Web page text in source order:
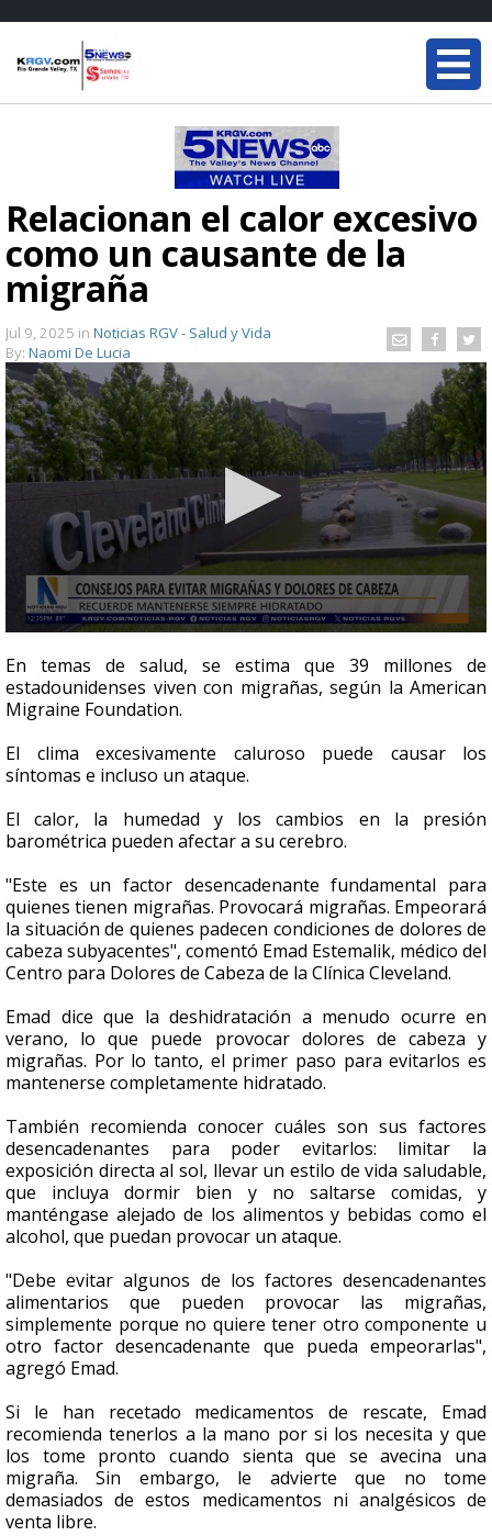
Relacionan el calor excesivo
como un causante de la
migraña
Jul 9, 2025 in Noticias RGV - Salud y Vida
By: Naomi De Lucia
seconds
of
1
minute,
seconds
En temas de salud, se estima que 39 millones de
estadounidenses viven con migrañas, según la American
Migraine Foundation.
El clima excesivamente caluroso puede causar los
síntomas e incluso un ataque.
El calor, la humedad y los cambios en la presión
barométrica pueden afectar a su cerebro.
"Este es un factor desencadenante fundamental para
quienes tienen migrañas. Provocará migrañas. Empeorará
la situación de quienes padecen condiciones de dolores de
cabeza subyacentes", comentó Emad Estemalik, médico del
Centro para Dolores de Cabeza de la Clínica Cleveland.
Emad dice que la deshidratación a menudo ocurre en
verano, lo que puede provocar dolores de cabeza y
migrañas. Por lo tanto, el primer paso para evitarlos es
mantenerse completamente hidratado.
También recomienda conocer cuáles son sus factores
desencadenantes para poder evitarlos: limitar la
exposición directa al sol, llevar un estilo de vida saludable,
que incluya dormir bien y no saltarse comidas, y
manténgase alejado de los alimentos y bebidas como el
alcohol, que puedan provocar un ataque.
"Debe evitar algunos de los factores desencadenantes
alimentarios que pueden provocar las migrañas,
simplemente porque no quiere tener otro componente u
otro factor desencadenante que pueda empeorarlas",
agregó Emad.
Si le han recetado medicamentos de rescate, Emad
recomienda tenerlos a la mano por si los necesita y que
los tome pronto cuando sienta que se avecina una
migraña. Sin embargo, le advierte que no tome
demasiados de estos medicamentos ni analgésicos de
venta libre.